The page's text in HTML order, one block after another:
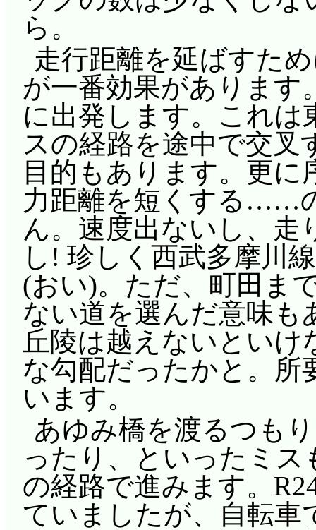
ら。
走行距離を延ばすた
が一番効果があります
に出発します。これ
スの経路を途中で交叉
目的もあります。更
力距離を短くする……
ん。速度出ないし、走
し! 珍しく西武多摩川
(おい)。ただ、町田ま
ない道を選んだ意味も
丘陵は越えないとい
な勾配だったかと。所
います。
あゆみ橋を渡るつも
ったり、といったミ
の経路で進みます。
ていましたが、自転車